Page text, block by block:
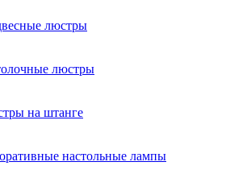
люстры
люстры
на штанге
настольные лампы